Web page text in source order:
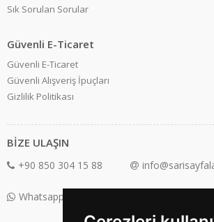
Sık Sorulan Sorular
Güvenli E-Ticaret
Güvenli E-Ticaret
Güvenli Alışveriş İpuçları
Gizlilik Politikası
BİZE ULAŞIN
+90 850 304 15 88
Whatsapp Destek: +90 850 304 15 88